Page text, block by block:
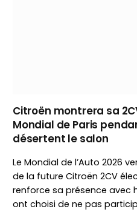
Citroën montrera sa
Mondial de Paris
désertent le salon
Le Mondial de l’Auto 2026
de la future Citroën 2CV
renforce sa présence avec
ont choisi de ne pas